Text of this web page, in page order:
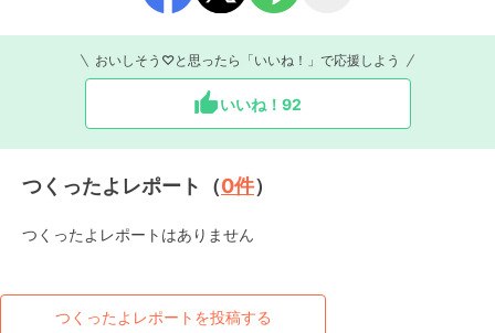
おいしそう♡と思ったら「いいね！」で応援しよう
いいね！ 92
つくったよレポート（0件）
つくったよレポートはありません
つくったよレポートを投稿する